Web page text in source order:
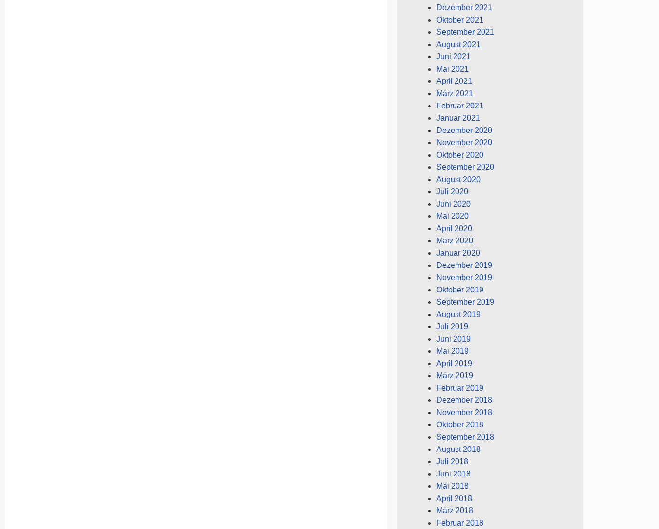
Dezember 2021
Oktober 2021
September 2021
August 2021
Juni 2021
Mai 2021
April 2021
März 2021
Februar 2021
Januar 2021
Dezember 2020
November 2020
Oktober 2020
September 2020
August 2020
Juli 2020
Juni 2020
Mai 2020
April 2020
März 2020
Januar 2020
Dezember 2019
November 2019
Oktober 2019
September 2019
August 2019
Juli 2019
Juni 2019
Mai 2019
April 2019
März 2019
Februar 2019
Dezember 2018
November 2018
Oktober 2018
September 2018
August 2018
Juli 2018
Juni 2018
Mai 2018
April 2018
März 2018
Februar 2018